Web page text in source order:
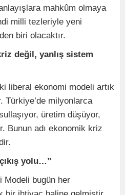
mahkûm olmaya
milli tezleriyle yeni
biri olacaktır.
değil, yanlış sistem
liberal ekonomi modeli artık
Türkiye’de milyonlarca
üretim düşüyor,
Bunun adı ekonomik kriz
yolu…”
Modeli bugün her